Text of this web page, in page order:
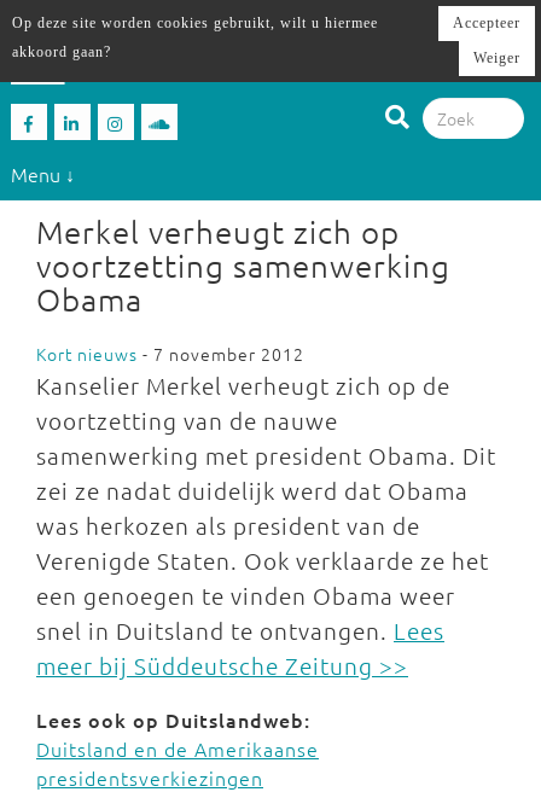
Menu ↓
Merkel verheugt zich op
voortzetting samenwerking
Obama
Kort nieuws - 7 november 2012
Kanselier Merkel verheugt zich op de
voortzetting van de nauwe
samenwerking met president Obama. Dit
zei ze nadat duidelijk werd dat Obama
was herkozen als president van de
Verenigde Staten. Ook verklaarde ze het
een genoegen te vinden Obama weer
snel in Duitsland te ontvangen. Lees
meer bij Süddeutsche Zeitung >>
Lees ook op Duitslandweb:
Duitsland en de Amerikaanse
presidentsverkiezingen
Op deze site worden cookies gebruikt, wilt u hiermee
akkoord gaan?
Accepteer
Weiger